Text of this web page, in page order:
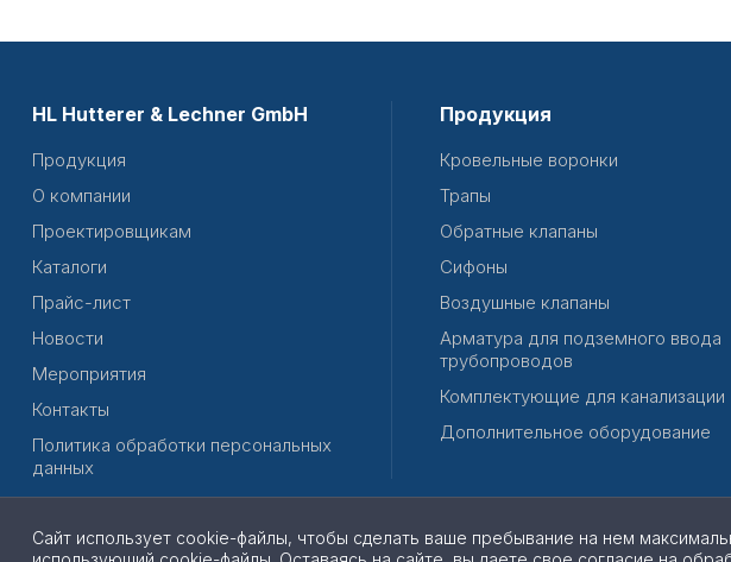
HL Hutterer & Lechner GmbH
Продукция
О компании
Проектировщикам
Каталоги
Прайс-лист
Новости
Мероприятия
Контакты
Политика обработки персональных
данных
Продукция
Кровельные воронки
Трапы
Обратные клапаны
Сифоны
Воздушные клапаны
Арматура для подземного ввода
трубопроводов
Комплектующие для канализации
Дополнительное оборудование
Сайт использует cookie-файлы, чтобы сделать ваше пребывание на нем